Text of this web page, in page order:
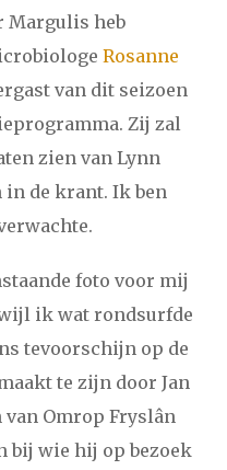
april mei juni juli
april mei juni juli
november
Margulis heb
Rosanne
van dit seizoen
Zij zal
zien van Lynn
de krant. Ik ben
foto voor mij
ik wat rondsurfde
tevoorschijn op de
te zijn door Jan
Omrop Fryslân
bij wie hij op bezoek